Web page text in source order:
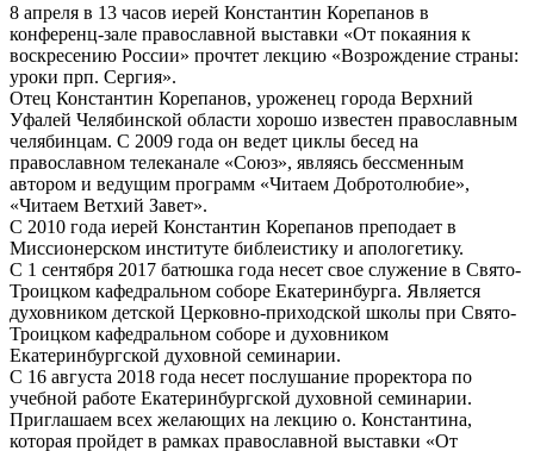
8 апреля в 13 часов иерей Константин Корепанов в
конференц-зале православной выставки «От покаяния к
воскресению России» прочтет лекцию «Возрождение страны:
уроки прп. Сергия».
Отец Константин Корепанов, уроженец города Верхний
Уфалей Челябинской области хорошо известен православным
челябинцам. С 2009 года он ведет циклы бесед на
православном телеканале «Союз», являясь бессменным
автором и ведущим программ «Читаем Добротолюбие»,
«Читаем Ветхий Завет».
С 2010 года иерей Константин Корепанов преподает в
Миссионерском институте библеистику и апологетику.
С 1 сентября 2017 батюшка года несет свое служение в Свято-
Троицком кафедральном соборе Екатеринбурга. Является
духовником детской Церковно-приходской школы при Свято-
Троицком кафедральном соборе и духовником
Екатеринбургской духовной семинарии.
С 16 августа 2018 года несет послушание проректора по
учебной работе Екатеринбургской духовной семинарии.
Приглашаем всех желающих на лекцию о. Константина,
которая пройдет в рамках православной выставки «От